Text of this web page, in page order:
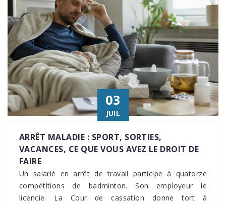
03
JUIL
ARRÊT MALADIE : SPORT, SORTIES,
VACANCES, CE QUE VOUS AVEZ LE DROIT DE
FAIRE
Un salarié en arrêt de travail participe à quatorze
compétitions de badminton. Son employeur le
licencie. La Cour de cassation donne tort à